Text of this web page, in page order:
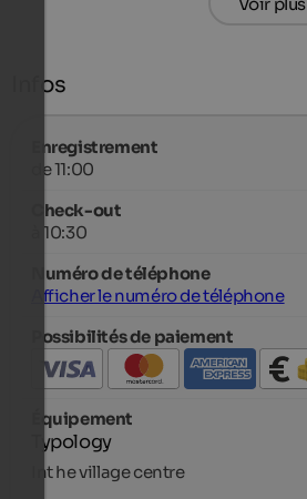
Infos
Enregistrement
de 11:00
Check-out
à 10:30
Numéro de téléphone
Afficher le numéro de téléphone
Possibilités de paiement
Équipement
Typology
Int he village centre